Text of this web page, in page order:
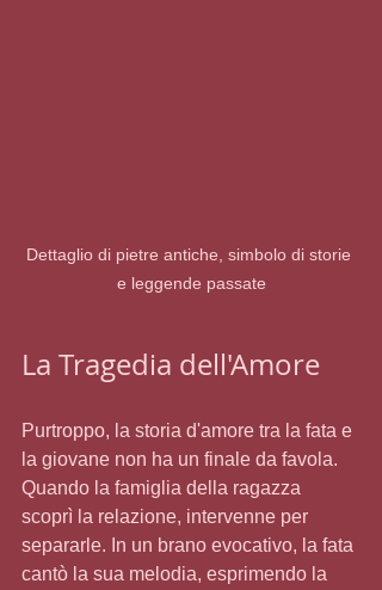
Dettaglio di pietre antiche, simbolo di storie
e leggende passate
La Tragedia dell'Amore
Purtroppo, la storia d'amore tra la fata e
la giovane non ha un finale da favola.
Quando la famiglia della ragazza
scoprì la relazione, intervenne per
separarle. In un brano evocativo, la fata
cantò la sua melodia, esprimendo la